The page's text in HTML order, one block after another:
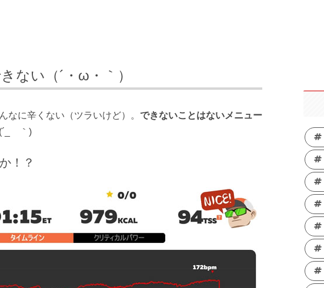
ない（´・ω・｀）
なに辛くない（ツラいけど）。 できないことはないメニュー
ゝ｀)
！？